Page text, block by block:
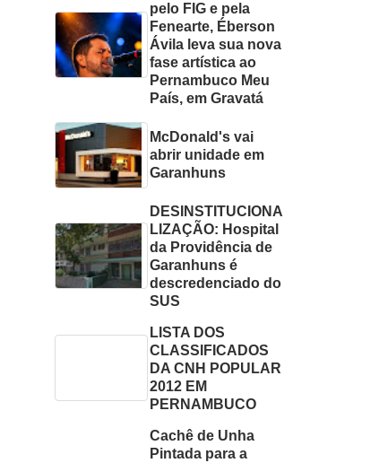
pelo FIG e pela
Fenearte, Éberson
Ávila leva sua nova
fase artística ao
Pernambuco Meu
País, em Gravatá
McDonald's vai
abrir unidade em
Garanhuns
DESINSTITUCIONA
LIZAÇÃO: Hospital
da Providência de
Garanhuns é
descredenciado do
SUS
LISTA DOS
CLASSIFICADOS
DA CNH POPULAR
2012 EM
PERNAMBUCO
Cachê de Unha
Pintada para a